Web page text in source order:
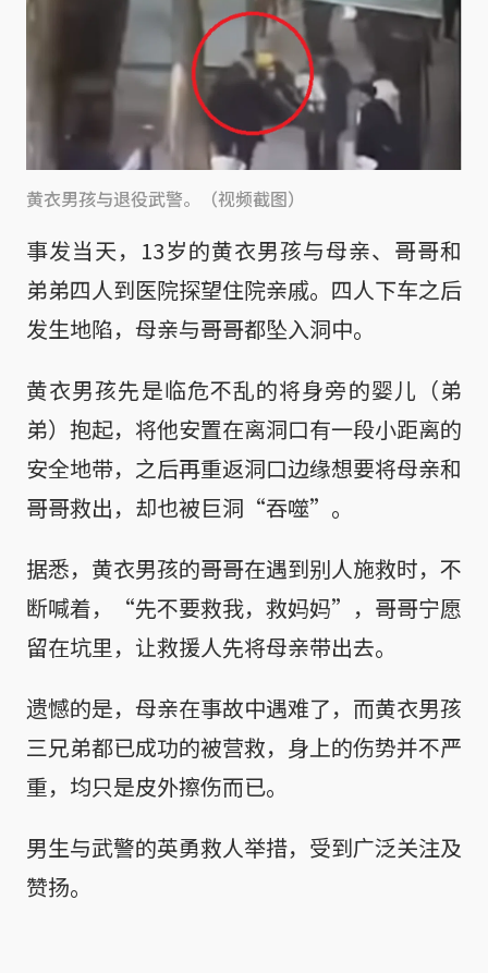
黄衣男孩与退役武警。（视频截图）
事发当天，13岁的黄衣男孩与母亲、哥哥和
弟弟四人到医院探望住院亲戚。四人下车之后
发生地陷，母亲与哥哥都坠入洞中。
黄衣男孩先是临危不乱的将身旁的婴儿（弟
弟）抱起，将他安置在离洞口有一段小距离的
安全地带，之后再重返洞口边缘想要将母亲和
哥哥救出，却也被巨洞“吞噬”。
据悉，黄衣男孩的哥哥在遇到别人施救时，不
断喊着，“先不要救我，救妈妈”，哥哥宁愿
留在坑里，让救援人先将母亲带出去。
遗憾的是，母亲在事故中遇难了，而黄衣男孩
三兄弟都已成功的被营救，身上的伤势并不严
重，均只是皮外擦伤而已。
男生与武警的英勇救人举措，受到广泛关注及
赞扬。